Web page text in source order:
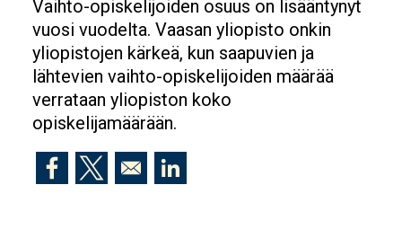
Vaihto-opiskelijoiden osuus on lisääntynyt
vuosi vuodelta. Vaasan yliopisto onkin
yliopistojen kärkeä, kun saapuvien ja
lähtevien vaihto-opiskelijoiden määrää
verrataan yliopiston koko
opiskelijamäärään.
Opens in a new window
Opens in a new windowOpens in a new window